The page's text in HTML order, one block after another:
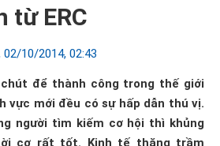
từ ERC
02/10/2014, 02:43
để thành công trong thế giới
vực mới đều có sự hấp dẫn thú vị.
người tìm kiếm cơ hội thì khủng
cơ rất tốt. Kinh tế thăng trầm